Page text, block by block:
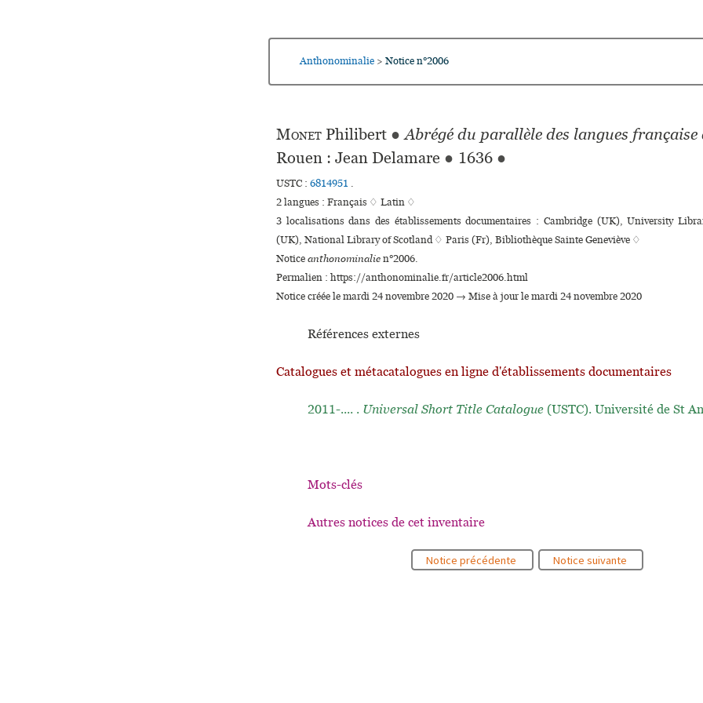
Anthonominalie > Notice n°2006
Monet Philibert ● Abrégé du parallèle des langues française
Rouen : Jean Delamare ● 1636 ●
USTC : 6814951 .
2 langues : Français ♢ Latin ♢
3 localisations dans des établissements documentaires : Cambridge (UK), University
(UK), National Library of Scotland ♢ Paris (Fr), Bibliothèque Sainte Geneviève ♢
Noticeanthonominalien°2006.
Permalien : https://anthonominalie.fr/article2006.html
Notice créée le mardi 24 novembre 2020 → Mise à jour le mardi 24 novembre 2020
Références externes
Catalogues et métacatalogues en ligne d'établissements documentaires
2011-.... . Universal Short Title Catalogue (USTC). Université de St
Mots-clés
Autres notices de cet inventaire
Notice précédente Notice suivante